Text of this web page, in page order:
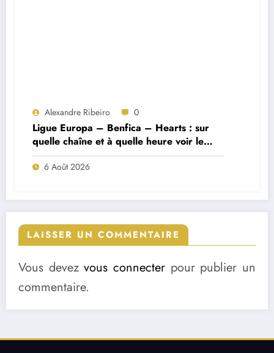
Alexandre Ribeiro 0
Ligue Europa – Benfica – Hearts : sur
quelle chaîne et à quelle heure voir le
match ?
6 Août 2026
LAISSER UN COMMENTAIRE
Vous devezvous connecter pour publier un
commentaire.